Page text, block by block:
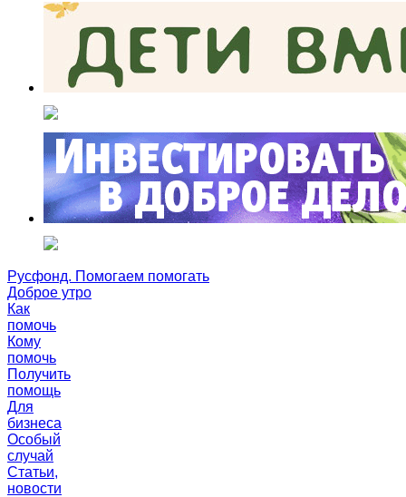
Русфонд. Помогаем помогать
Доброе утро
Как
помочь
Кому
помочь
Получить
помощь
Для
бизнеса
Особый
случай
Статьи,
новости